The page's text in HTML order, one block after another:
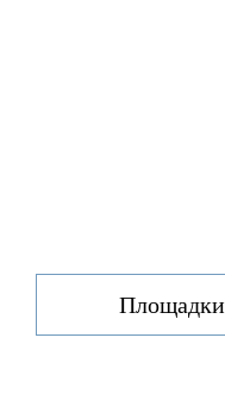
Площадки